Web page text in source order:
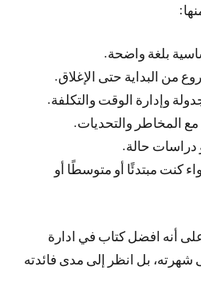
بلغة واضحة.
من البداية حتى الإغلاق.
وإدارة الوقت والتكلفة.
المخاطر والتحديات.
دراسات حالة.
كنت مبتدئًا أو متوسطًا أو
أنه افضل كتاب في ادارة
شهرته، بل انظر إلى مدى فائدته